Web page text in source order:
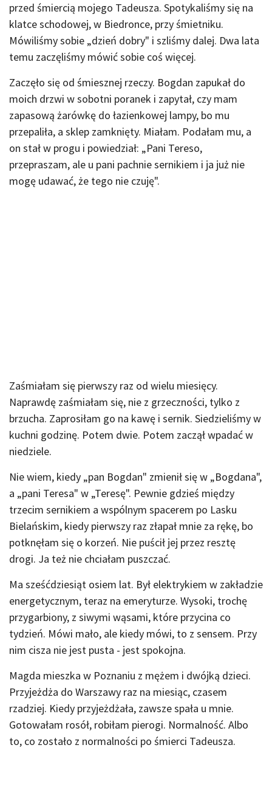
przed śmiercią mojego Tadeusza. Spotykaliśmy się na
klatce schodowej, w Biedronce, przy śmietniku.
Mówiliśmy sobie „dzień dobry" i szliśmy dalej. Dwa lata
temu zaczęliśmy mówić sobie coś więcej.
Zaczęło się od śmiesznej rzeczy. Bogdan zapukał do
moich drzwi w sobotni poranek i zapytał, czy mam
zapasową żarówkę do łazienkowej lampy, bo mu
przepaliła, a sklep zamknięty. Miałam. Podałam mu, a
on stał w progu i powiedział: „Pani Tereso,
przepraszam, ale u pani pachnie sernikiem i ja już nie
mogę udawać, że tego nie czuję".
Zaśmiałam się pierwszy raz od wielu miesięcy.
Naprawdę zaśmiałam się, nie z grzeczności, tylko z
brzucha. Zaprosiłam go na kawę i sernik. Siedzieliśmy w
kuchni godzinę. Potem dwie. Potem zaczął wpadać w
niedziele.
Nie wiem, kiedy „pan Bogdan" zmienił się w „Bogdana",
a „pani Teresa" w „Teresę". Pewnie gdzieś między
trzecim sernikiem a wspólnym spacerem po Lasku
Bielańskim, kiedy pierwszy raz złapał mnie za rękę, bo
potknęłam się o korzeń. Nie puścił jej przez resztę
drogi. Ja też nie chciałam puszczać.
Ma sześćdziesiąt osiem lat. Był elektrykiem w zakładzie
energetycznym, teraz na emeryturze. Wysoki, trochę
przygarbiony, z siwymi wąsami, które przycina co
tydzień. Mówi mało, ale kiedy mówi, to z sensem. Przy
nim cisza nie jest pusta - jest spokojna.
Magda mieszka w Poznaniu z mężem i dwójką dzieci.
Przyjeżdża do Warszawy raz na miesiąc, czasem
rzadziej. Kiedy przyjeżdżała, zawsze spała u mnie.
Gotowałam rosół, robiłam pierogi. Normalność. Albo
to, co zostało z normalności po śmierci Tadeusza.